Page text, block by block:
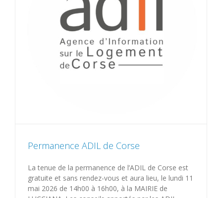
Permanence ADIL de Corse
La tenue de la permanence de l’ADIL de Corse est
gratuite et sans rendez-vous et aura lieu, le lundi 11
mai 2026 de 14h00 à 16h00, à la MAIRIE de